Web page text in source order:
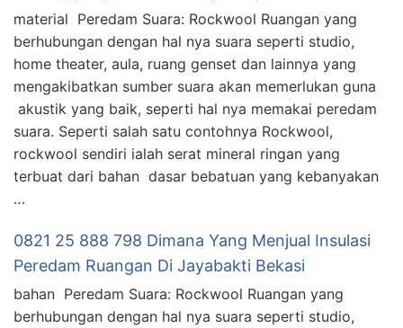
material Peredam Suara: Rockwool Ruangan yang
berhubungan dengan hal nya suara seperti studio,
home theater, aula, ruang genset dan lainnya yang
mengakibatkan sumber suara akan memerlukan guna
akustik yang baik, seperti hal nya memakai peredam
suara. Seperti salah satu contohnya Rockwool,
rockwool sendiri ialah serat mineral ringan yang
terbuat dari bahan dasar bebatuan yang kebanyakan
…
0821 25 888 798 Dimana Yang Menjual Insulasi
Peredam Ruangan Di Jayabakti Bekasi
bahan Peredam Suara: Rockwool Ruangan yang
berhubungan dengan hal nya suara seperti studio,